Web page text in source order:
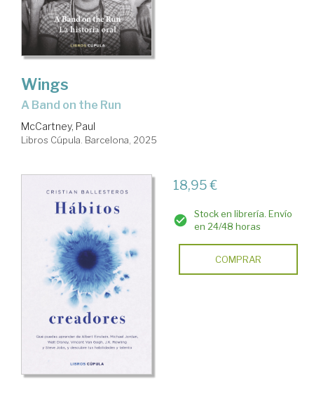
Wings
A Band on the Run
McCartney, Paul
Libros Cúpula. Barcelona, 2025
18,95 €
Stock en librería. Envío
en 24/48 horas
COMPRAR